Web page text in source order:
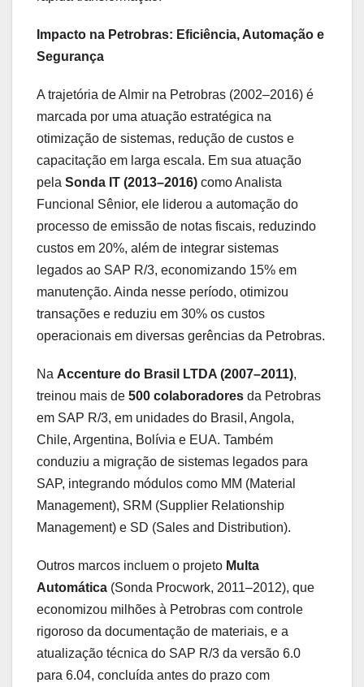
Impacto na Petrobras: Eficiência, Automação e
Segurança
A trajetória de Almir na Petrobras (2002–2016) é
marcada por uma atuação estratégica na
otimização de sistemas, redução de custos e
capacitação em larga escala. Em sua atuação
pela Sonda IT (2013–2016) como Analista
Funcional Sênior, ele liderou a automação do
processo de emissão de notas fiscais, reduzindo
custos em 20%, além de integrar sistemas
legados ao SAP R/3, economizando 15% em
manutenção. Ainda nesse período, otimizou
transações e reduziu em 30% os custos
operacionais em diversas gerências da Petrobras.
Na Accenture do Brasil LTDA (2007–2011),
treinou mais de 500 colaboradores da Petrobras
em SAP R/3, em unidades do Brasil, Angola,
Chile, Argentina, Bolívia e EUA. Também
conduziu a migração de sistemas legados para
SAP, integrando módulos como MM (Material
Management), SRM (Supplier Relationship
Management) e SD (Sales and Distribution).
Outros marcos incluem o projeto Multa
Automática (Sonda Procwork, 2011–2012), que
economizou milhões à Petrobras com controle
rigoroso da documentação de materiais, e a
atualização técnica do SAP R/3 da versão 6.0
para 6.04, concluída antes do prazo com